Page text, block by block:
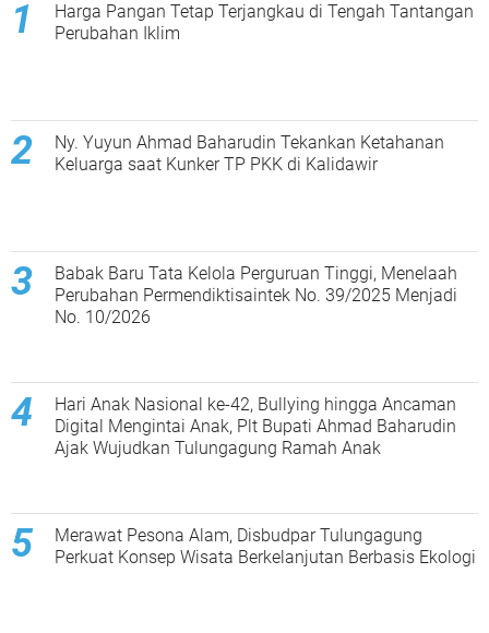
Harga Pangan Tetap Terjangkau di Tengah Tantangan
Perubahan Iklim
Ny. Yuyun Ahmad Baharudin Tekankan Ketahanan
Keluarga saat Kunker TP PKK di Kalidawir
Babak Baru Tata Kelola Perguruan Tinggi, Menelaah
Perubahan Permendiktisaintek No. 39/2025 Menjadi
No. 10/2026
Hari Anak Nasional ke-42, Bullying hingga Ancaman
Digital Mengintai Anak, Plt Bupati Ahmad Baharudin
Ajak Wujudkan Tulungagung Ramah Anak
Merawat Pesona Alam, Disbudpar Tulungagung
Perkuat Konsep Wisata Berkelanjutan Berbasis Ekologi